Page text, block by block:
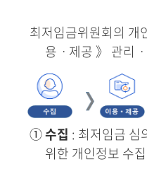
최저임금위원회의 개
용ㆍ제공 》 관리
①수집 : 최저임금 심
위한 개인정보 수집